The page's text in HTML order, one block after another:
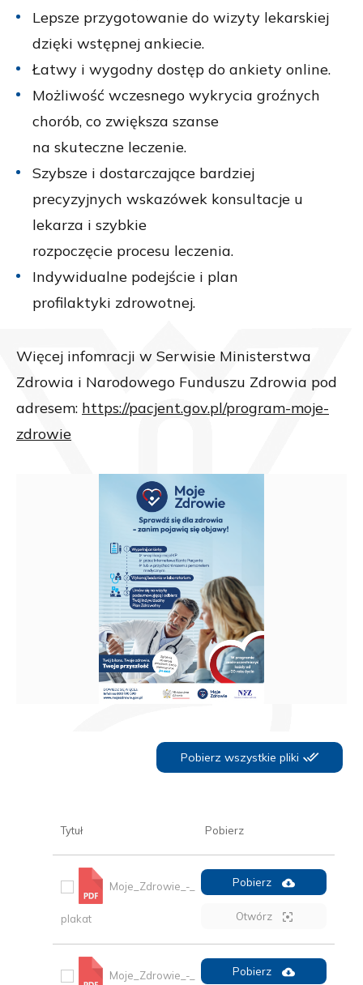
Lepsze przygotowanie do wizyty lekarskiej
dzięki wstępnej ankiecie.
Łatwy i wygodny dostęp do ankiety online.
Możliwość wczesnego wykrycia groźnych
chorób, co zwiększa szanse
na skuteczne leczenie.
Szybsze i dostarczające bardziej
precyzyjnych wskazówek konsultacje u
lekarza i szybkie
rozpoczęcie procesu leczenia.
Indywidualne podejście i plan
profilaktyki zdrowotnej.
Więcej infomracji w Serwisie Ministerstwa
Zdrowia i Narodowego Funduszu Zdrowia pod
adresem: https://pacjent.gov.pl/program-moje-
zdrowie
Pobierz wszystkie pliki
Tytuł Pobierz
Moje_Zdrowie_-_
plakat
Pobierz
Otwórz
Moje_Zdrowie_-_ Pobierz